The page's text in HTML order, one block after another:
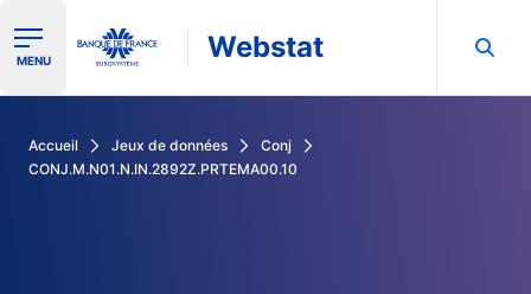
Ouvrir le menu de navigation
MENU Webstat
Accueil Jeux de données
Conj
CONJ.M.N01.N.IN.2892Z.PRTEMA00.10